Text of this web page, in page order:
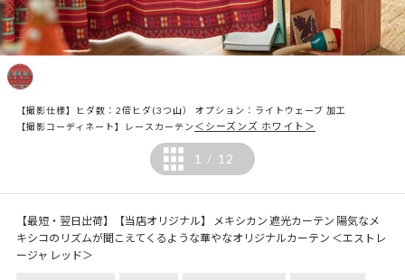
【撮影仕様】ヒダ数：2倍ヒダ(3つ山） オプション：ライトウェーブ 加工
【撮影コーディネート】レースカーテン ＜シーズンズ ホワイト＞
1 / 12
【最短・翌日出荷】【当店オリジナル】 メキシカン 遮光カーテン 陽気なメ
キシコのリズムが聞こえてくるような華やなオリジナルカーテン ＜エストレ
ージャ レッド＞